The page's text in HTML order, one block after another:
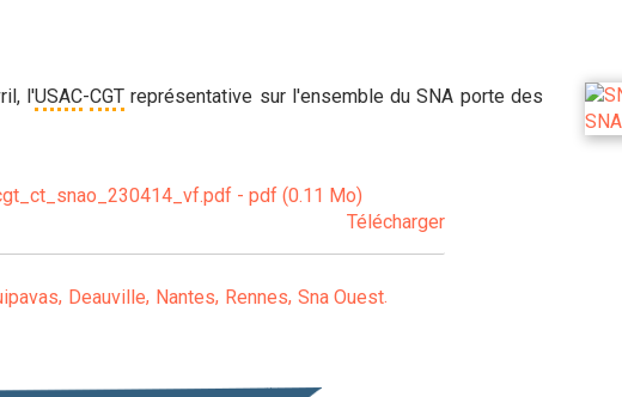
l'USAC-CGTreprésentative sur l'ensemble du SNA porte des
- pdf (0.11 Mo)
Télécharger
Deauville Nantes Rennes Sna Ouest